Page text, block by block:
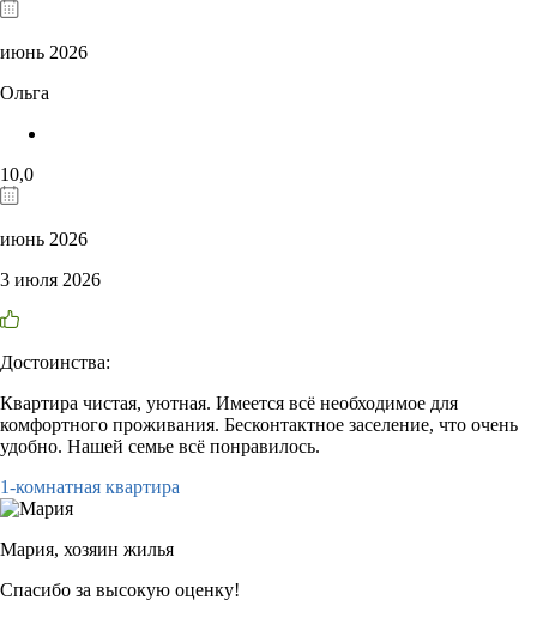
июнь 2026
Ольга
10,0
июнь 2026
3 июля 2026
Достоинства:
Квартира чистая, уютная. Имеется всё необходимое для
комфортного проживания. Бесконтактное заселение, что очень
удобно. Нашей семье всё понравилось.
1-комнатная квартира
Мария, хозяин жилья
Спасибо за высокую оценку!